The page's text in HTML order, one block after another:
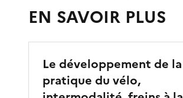
EN SAVOIR PLUS
Le développement de la
pratique du vélo,